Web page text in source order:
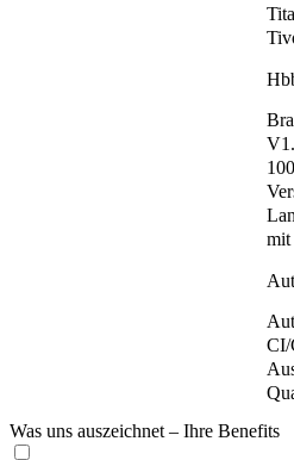
mit
CI/
Was uns auszeichnet – Ihre Benefits